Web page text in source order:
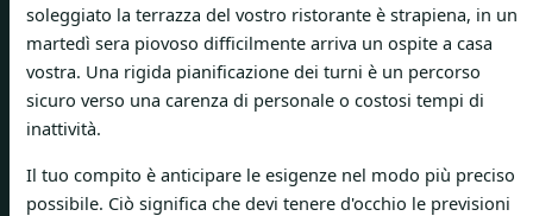
soleggiato la terrazza del vostro ristorante è strapiena, in un
martedì sera piovoso difficilmente arriva un ospite a casa
vostra. Una rigida pianificazione dei turni è un percorso
sicuro verso una carenza di personale o costosi tempi di
inattività.
Il tuo compito è anticipare le esigenze nel modo più preciso
possibile. Ciò significa che devi tenere d'occhio le previsioni